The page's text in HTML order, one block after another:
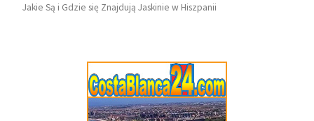
Jakie Są i Gdzie się Znajdują Jaskinie w Hiszpanii